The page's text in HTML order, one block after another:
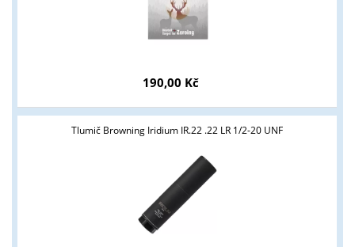
190,00 Kč
Tlumič Browning Iridium IR.22 .22 LR 1/2-20 UNF